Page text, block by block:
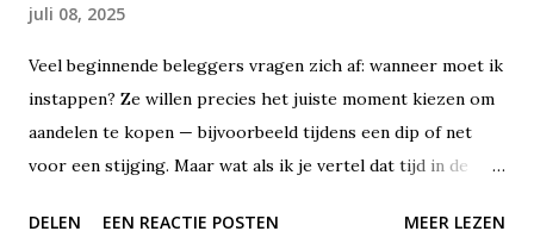
juli 08, 2025
Veel beginnende beleggers vragen zich af: wanneer moet ik
instappen? Ze willen precies het juiste moment kiezen om
aandelen te kopen — bijvoorbeeld tijdens een dip of net
voor een stijging. Maar wat als ik je vertel dat tijd in de
timen van de markt? Beleggen draait niet om perfecte
DELEN EEN REACTIE POSTEN MEER LEZEN